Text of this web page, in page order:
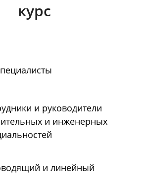
курс
и руководители
и инженерных
и линейный